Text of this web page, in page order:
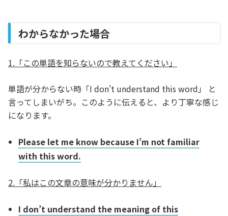
わからなかった場合
1.「この単語を知らないので教えてください」
単語が分からない時「I don’t understand this word」 と
言ってしまいがち。このように伝えると、より丁寧な感じ
になります。
Please let me know because I’m not familiar
with this word.
2.「私はこの文章の意味が分かりません」
I don’t understand the meaning of this